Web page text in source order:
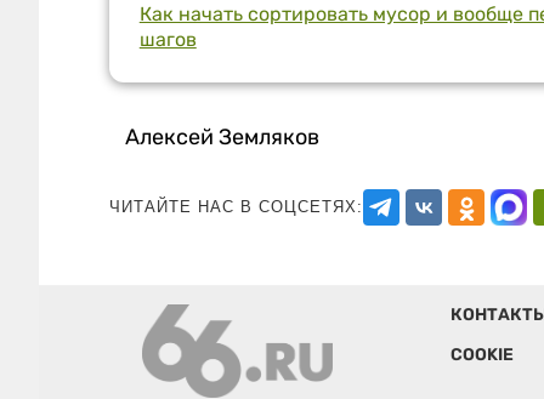
Как начать сортировать мусор и вообще
шагов
Алексей Земляков
ЧИТАЙТЕ НАС В СОЦСЕТЯХ:
COOKIE